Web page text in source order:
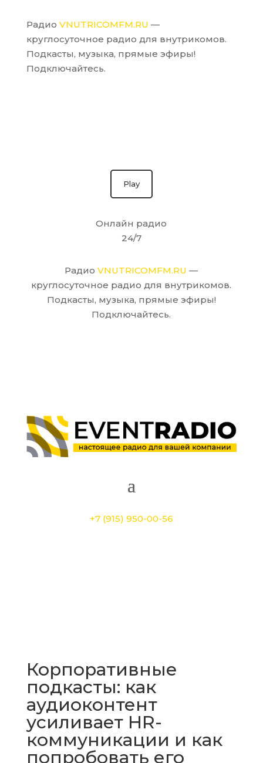
Радио VNUTRICOMFM.RU —
круглосуточное радио для внутрикомов.
Подкасты, музыка, прямые эфиры!
Подключайтесь.
Play
Онлайн радио
24/7
РадиоVNUTRICOMFM.RU —
круглосуточное радио для внутрикомов.
Подкасты, музыка, прямые эфиры!
Подключайтесь.
+7 (915) 950-00-56
Корпоративные
подкасты: как
аудиоконтент
усиливает HR-
коммуникации и как
попробовать его